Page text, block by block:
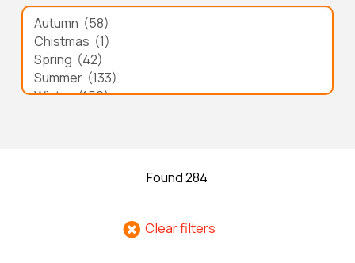
Found 284
Clear filters